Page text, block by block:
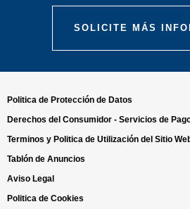
SOLICITE MÁS
Politica de Protección de Datos
Derechos del Consumidor - Servicios de
Terminos y Politica de Utilización del Sitio
Tablón de Anuncios
Aviso Legal
Politica de Cookies